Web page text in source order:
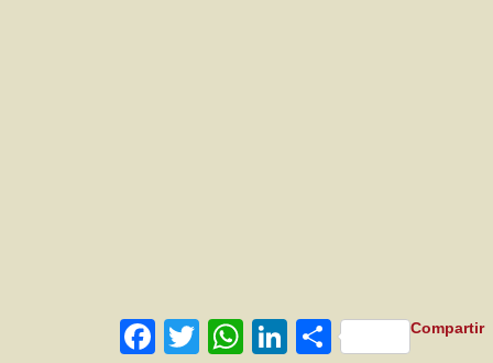
Facebook
Twitter WhatsAppLinkedIn Compartir